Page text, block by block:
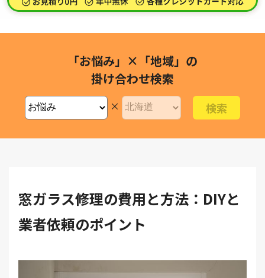
「お悩み」×「地域」の
掛け合わせ検索
×
窓ガラス修理の費用と方法：DIYと
業者依頼のポイント